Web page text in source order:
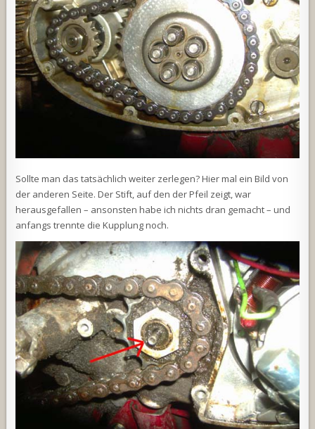
Sollte man das tatsächlich weiter zerlegen? Hier mal ein Bild von
der anderen Seite. Der Stift, auf den der Pfeil zeigt, war
herausgefallen – ansonsten habe ich nichts dran gemacht – und
anfangs trennte die Kupplung noch.